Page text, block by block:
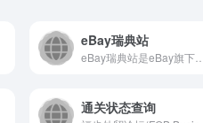
eBay瑞典站
通关状态查询